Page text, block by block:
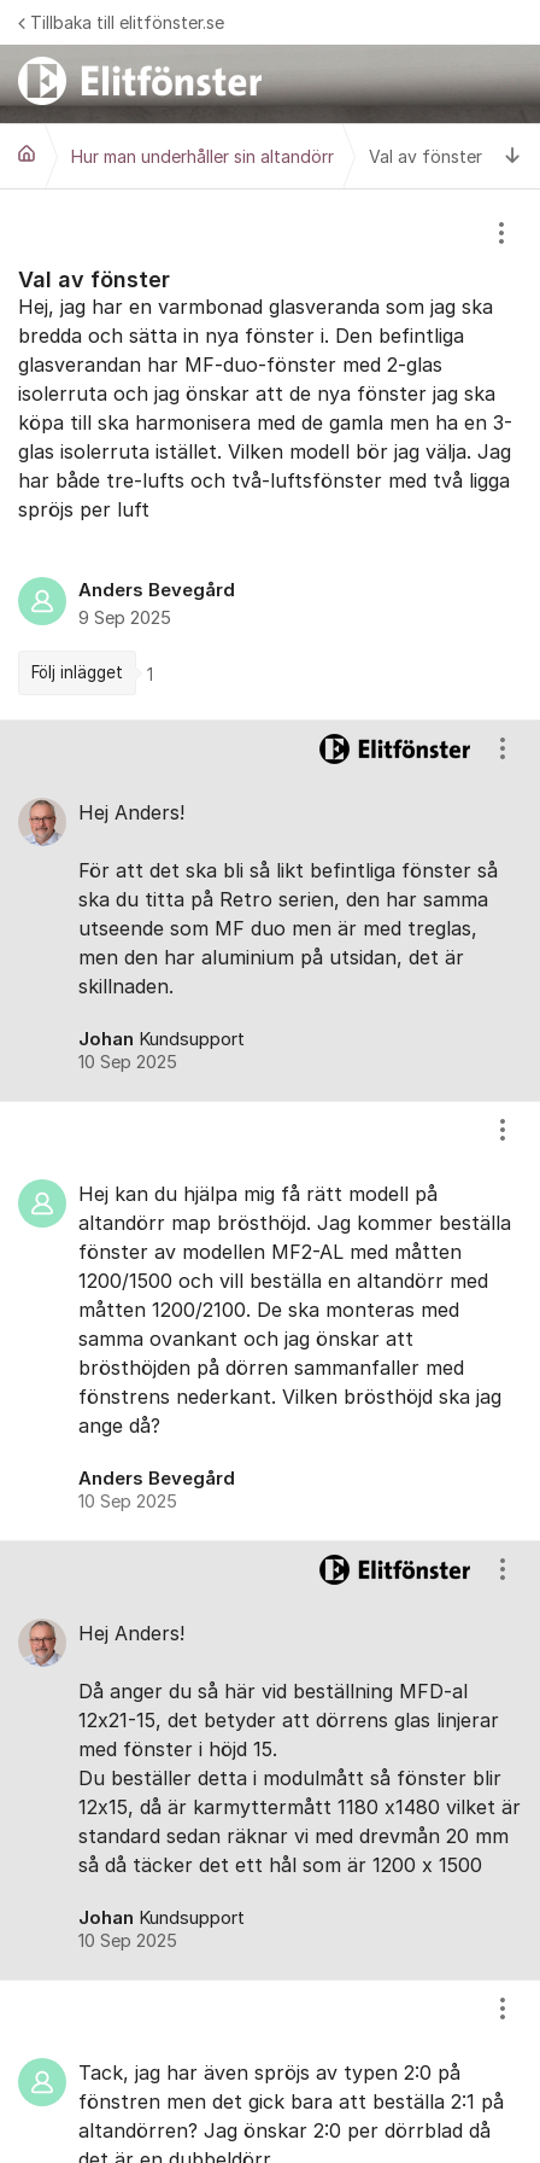
Hoppa till innehåll
Tillbaka till elitfönster.se
Hur man underhåller sin altandörr Val av fönster
Val av fönster
Hej, jag har en varmbonad glasveranda som jag ska
bredda och sätta in nya fönster i. Den befintliga
glasverandan har MF-duo-fönster med 2-glas
isolerruta och jag önskar att de nya fönster jag ska
köpa till ska harmonisera med de gamla men ha en 3-
glas isolerruta istället. Vilken modell bör jag välja. Jag
har både tre-lufts och två-luftsfönster med två ligga
spröjs per luft
Anders Bevegård
9 Sep 2025
Följ inlägget 1
Hej Anders!
För att det ska bli så likt befintliga fönster så
ska du titta på Retro serien, den har samma
utseende som MF duo men är med treglas,
men den har aluminium på utsidan, det är
skillnaden.
Johan Kundsupport
10 Sep 2025
Hej kan du hjälpa mig få rätt modell på
altandörr map brösthöjd. Jag kommer beställa
fönster av modellen MF2-AL med måtten
1200/1500 och vill beställa en altandörr med
måtten 1200/2100. De ska monteras med
samma ovankant och jag önskar att
brösthöjden på dörren sammanfaller med
fönstrens nederkant. Vilken brösthöjd ska jag
ange då?
Anders Bevegård
10 Sep 2025
Hej Anders!
Då anger du så här vid beställning MFD-al
12x21-15, det betyder att dörrens glas linjerar
med fönster i höjd 15.
Du beställer detta i modulmått så fönster blir
12x15, då är karmyttermått 1180 x1480 vilket är
standard sedan räknar vi med drevmån 20 mm
så då täcker det ett hål som är 1200 x 1500
Johan Kundsupport
10 Sep 2025
Tack, jag har även spröjs av typen 2:0 på
fönstren men det gick bara att beställa 2:1 på
altandörren? Jag önskar 2:0 per dörrblad då